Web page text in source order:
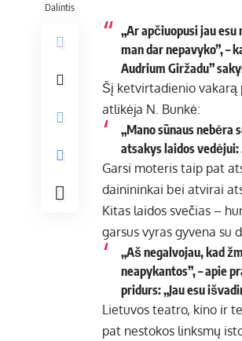
Dalintis
„Ar apčiuopusi jau
man dar nepavyko”, –
Audrium Giržadu”
Šį ketvirtadienio vakarą
atlikėja N. Bunkė:
„Mano sūnaus nebėra
atsakys laidos
Garsi moteris taip pat
dainininkai bei atvirai
Kitas laidos svečias –
garsus vyras gyvena su
„Aš negalvojau, kad
neapykantos”, – apie
pridurs: „Jau esu
Lietuvos teatro, kino ir
pat nestokos linksmų